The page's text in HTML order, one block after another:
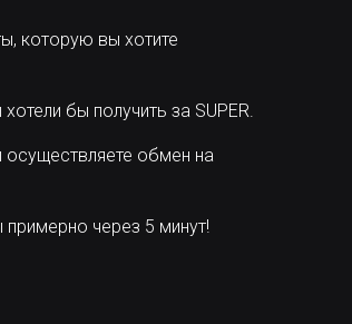
которую вы хотите
бы получить за SUPER.
осуществляете обмен на
через 5 минут!